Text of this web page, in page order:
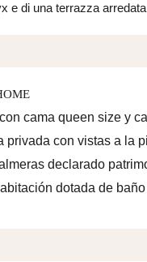
e di una terrazza
cama queen size y
privada con vistas a la
declarado
dotada de